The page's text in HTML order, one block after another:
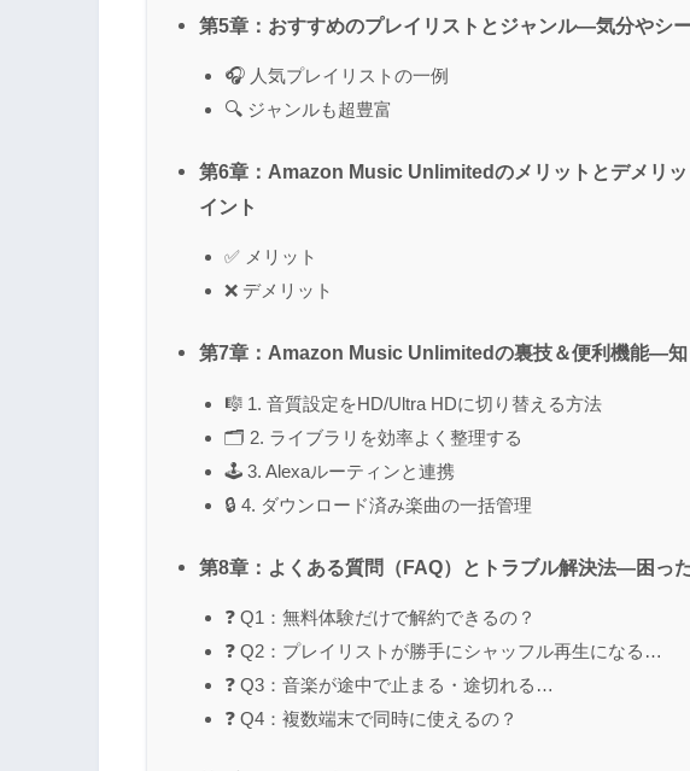
第5章：おすすめのプレイリストとジャンル―気分やシ
🎧 人気プレイリストの一例
🔍 ジャンルも超豊富
第6章：Amazon Music Unlimitedのメリットとデメリ
イント
✅ メリット
❌ デメリット
第7章：Amazon Music Unlimitedの裏技＆便利機能―知
🎼 1. 音質設定をHD/Ultra HDに切り替える方法
🗂 2. ライブラリを効率よく整理する
🕹 3. Alexaルーティンと連携
🔒 4. ダウンロード済み楽曲の一括管理
第8章：よくある質問（FAQ）とトラブル解決法―困っ
❓ Q1：無料体験だけで解約できるの？
❓ Q2：プレイリストが勝手にシャッフル再生になる…
❓ Q3：音楽が途中で止まる・途切れる…
❓ Q4：複数端末で同時に使えるの？